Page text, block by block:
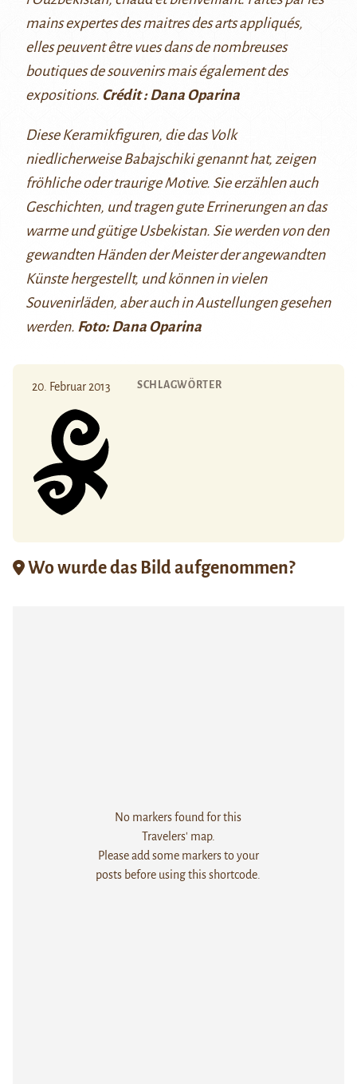
mains expertes des maitres des arts appliqués,
elles peuvent être vues dans de nombreuses
boutiques de souvenirs mais également des
expositions. Crédit : Dana Oparina
Diese Keramikfiguren, die das Volk
niedlicherweise Babajschiki genannt hat, zeigen
fröhliche oder traurige Motive. Sie erzählen auch
Geschichten, und tragen gute Errinerungen an das
warme und gütige Usbekistan. Sie werden von den
gewandten Händen der Meister der angewandten
Künste hergestellt, und können in vielen
Souvenirläden, aber auch in Austellungen gesehen
werden. Foto: Dana Oparina
20. Februar 2013 SCHLAGWÖRTER
Wo wurde das Bild aufgenommen?
No markers found for this
Travelers' map.
Please add some markers to your
posts before using this shortcode.